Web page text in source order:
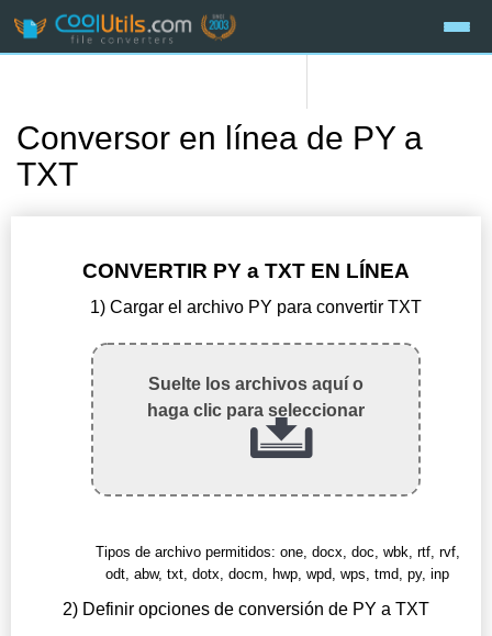
Conversor en línea de PY a
TXT
CONVERTIR PY a TXT EN LÍNEA
1) Cargar el archivo PY para convertir TXT
Suelte los archivos aquí o
haga clic para seleccionar
Tipos de archivo permitidos: one, docx, doc, wbk, rtf, rvf,
odt, abw, txt, dotx, docm, hwp, wpd, wps, tmd, py, inp
2) Definir opciones de conversión de PY a TXT